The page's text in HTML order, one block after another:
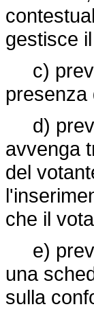
gestisce
c)
presenza
d)
avvenga
del
che il
e)
una
sulla